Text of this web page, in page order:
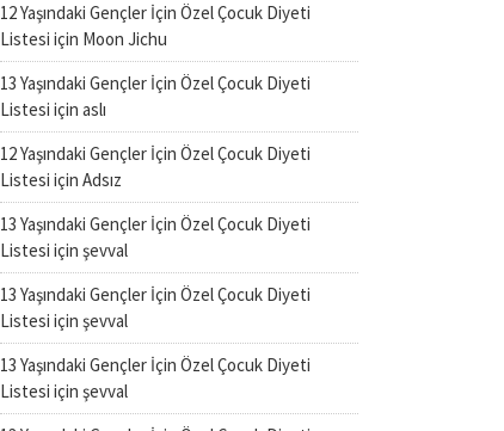
12 Yaşındaki Gençler İçin Özel Çocuk Diyeti
Listesi için Moon Jichu
13 Yaşındaki Gençler İçin Özel Çocuk Diyeti
Listesi için aslı
12 Yaşındaki Gençler İçin Özel Çocuk Diyeti
Listesi için Adsız
13 Yaşındaki Gençler İçin Özel Çocuk Diyeti
Listesi için şevval
13 Yaşındaki Gençler İçin Özel Çocuk Diyeti
Listesi için şevval
13 Yaşındaki Gençler İçin Özel Çocuk Diyeti
Listesi için şevval